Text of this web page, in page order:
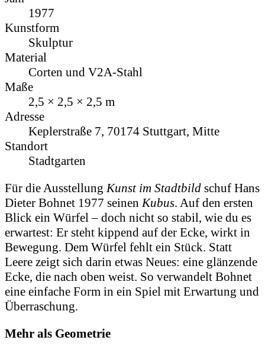
1977
Kunstform
Skulptur
Material
Corten und V2A-Stahl
Maße
2,5 × 2,5 × 2,5 m
Adresse
Keplerstraße 7, 70174 Stuttgart, Mitte
Standort
Stadtgarten
Für die AusstellungKunst im Stadtbild schuf Hans
Dieter Bohnet 1977 seinenKubus. Auf den ersten
Blick ein Würfel – doch nicht so stabil, wie du es
erwartest: Er steht kippend auf der Ecke, wirkt in
Bewegung. Dem Würfel fehlt ein Stück. Statt
Leere zeigt sich darin etwas Neues: eine glänzende
Ecke, die nach oben weist. So verwandelt Bohnet
eine einfache Form in ein Spiel mit Erwartung und
Überraschung.
Mehr als Geometrie